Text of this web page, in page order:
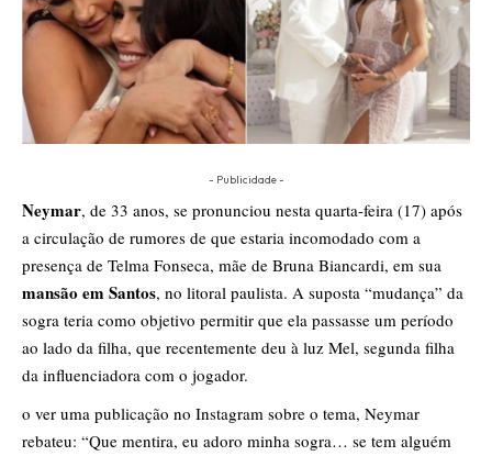
- Publicidade -
Neymar, de 33 anos, se pronunciou nesta quarta-feira (17) após
a circulação de rumores de que estaria incomodado com a
presença de Telma Fonseca, mãe de Bruna Biancardi, em sua
mansão em Santos, no litoral paulista. A suposta “mudança” da
sogra teria como objetivo permitir que ela passasse um período
ao lado da filha, que recentemente deu à luz Mel, segunda filha
da influenciadora com o jogador.
o ver uma publicação no Instagram sobre o tema, Neymar
rebateu: “Que mentira, eu adoro minha sogra… se tem alguém